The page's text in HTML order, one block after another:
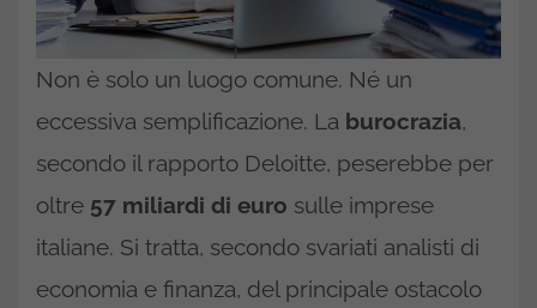
Non è solo un luogo comune. Né un
eccessiva semplificazione. La burocrazia,
secondo il rapporto Deloitte, peserebbe per
oltre 57 miliardi di euro sulle imprese
italiane. Si tratta, secondo svariati analisti di
economia e finanza, del principale ostacolo